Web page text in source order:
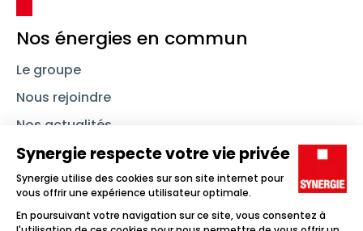
Nos énergies en commun
Le groupe
Nous rejoindre
Nos actualités
Nous contacter
Linkedin SynergieInstagramTikTok Youtube